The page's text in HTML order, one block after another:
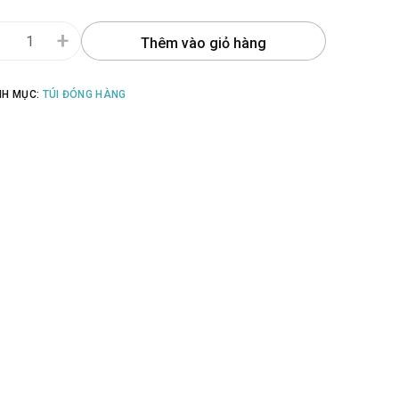
+ Thêm vào giỏ hàng
MỤC: TÚI ĐÓNG HÀNG